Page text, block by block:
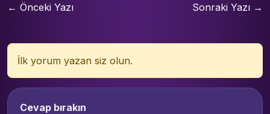
← Önceki Yazı Sonraki Yazı →
İlk yorum yazan siz olun.
Cevap bırakın